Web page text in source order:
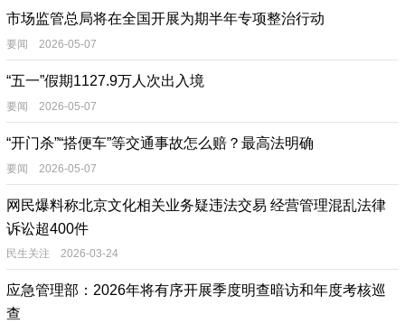
市场监管总局将在全国开展为期半年专项整治行动
要闻 2026-05-07
“五一”假期1127.9万人次出入境
要闻 2026-05-07
“开门杀”“搭便车”等交通事故怎么赔？最高法明确
要闻 2026-05-07
网民爆料称北京文化相关业务疑违法交易 经营管理混乱法律
诉讼超400件
民生关注 2026-03-24
应急管理部：2026年将有序开展季度明查暗访和年度考核巡
查